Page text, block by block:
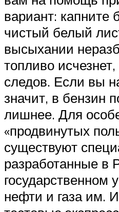
вариант: капните
чистый белый
высыхании
топливо
следов. Если вы
значит, в бензин
лишнее. Для
«продвинутых
существуют
разработанные в
государственном
нефти и газа им.